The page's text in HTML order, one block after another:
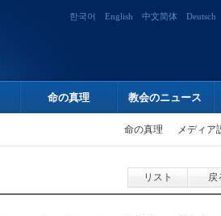
한국어 English 中文简体 Deutsch
命の真理 教会のニュース
命の真理 メディア
リスト 戻